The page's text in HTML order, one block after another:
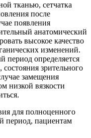
тканью, сетчатка
после
появления
анатомический
высокое качество
изменений.
период определяется
состояния зрительного
замещения
низкой вязкости
для полноценного
период, пациентам